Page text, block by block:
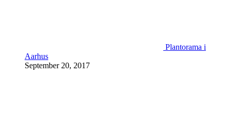
Plantorama i
Aarhus
September 20, 2017